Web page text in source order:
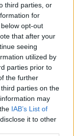
third parties, or
for
opt-out
that after your
seeing
utilized by
parties prior to
the further
parties on the
may
IAB’s List of
it to other